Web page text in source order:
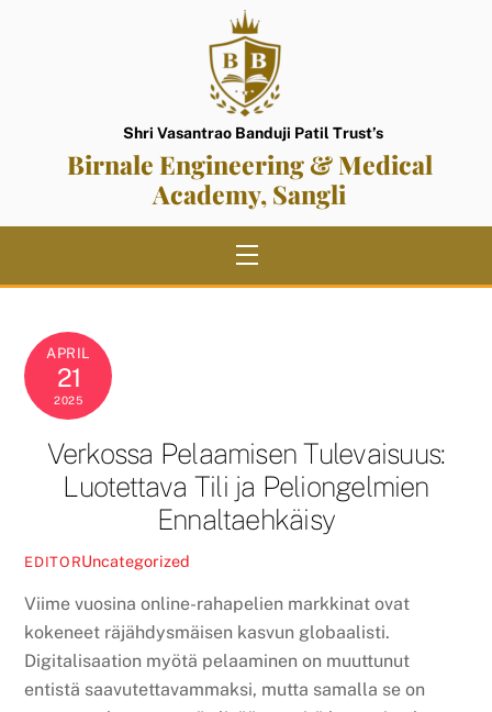
Shri Vasantrao Banduji Patil Trust’s
Birnale Engineering & Medical
Academy, Sangli
Menu
APRIL
21
2025
Verkossa Pelaamisen Tulevaisuus:
Luotettava Tili ja Peliongelmien
Ennaltaehkäisy
EDITORUncategorized
Viime vuosina online-rahapelien markkinat ovat
kokeneet räjähdysmäisen kasvun globaalisti.
Digitalisaation myötä pelaaminen on muuttunut
entistä saavutettavammaksi, mutta samalla se on